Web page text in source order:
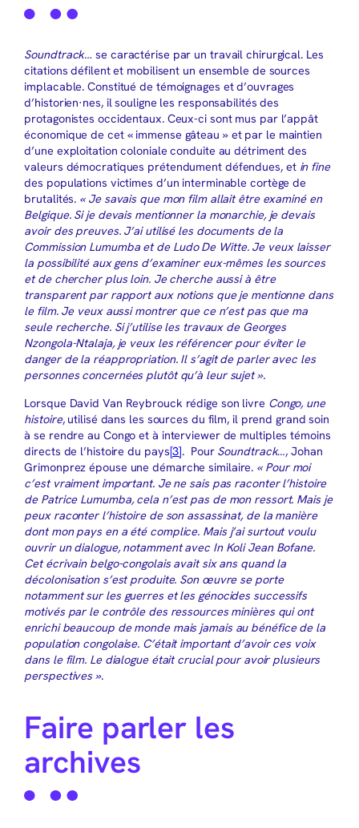
Soundtrack… se caractérise par un travail chirurgical. Les
citations défilent et mobilisent un ensemble de sources
implacable. Constitué de témoignages et d’ouvrages
d’historien·nes, il souligne les responsabilités des
protagonistes occidentaux. Ceux-ci sont mus par l’appât
économique de cet « immense gâteau » et par le maintien
d’une exploitation coloniale conduite au détriment des
valeurs démocratiques prétendument défendues, et in fine
des populations victimes d’un interminable cortège de
brutalités. « Je savais que mon film allait être examiné en
Belgique. Si je devais mentionner la monarchie, je devais
avoir des preuves. J’ai utilisé les documents de la
Commission Lumumba et de Ludo De Witte. Je veux laisser
la possibilité aux gens d’examiner eux-mêmes les sources
et de chercher plus loin. Je cherche aussi à être
transparent par rapport aux notions que je mentionne dans
le film. Je veux aussi montrer que ce n’est pas que ma
seule recherche. Si j’utilise les travaux de Georges
Nzongola-Ntalaja, je veux les référencer pour éviter le
danger de la réappropriation. Il s’agit de parler avec les
personnes concernées plutôt qu’à leur sujet ».
Lorsque David Van Reybrouck rédige son livre Congo, une
histoire, utilisé dans les sources du film, il prend grand soin
à se rendre au Congo et à interviewer de multiples témoins
directs de l’histoire du pays[3]. PourSoundtrack…, Johan
Grimonprez épouse une démarche similaire. « Pour moi
c’est vraiment important. Je ne sais pas raconter l’histoire
de Patrice Lumumba, cela n’est pas de mon ressort. Mais je
peux raconter l’histoire de son assassinat, de la manière
dont mon pays en a été complice. Mais j’ai surtout voulu
ouvrir un dialogue, notamment avec In Koli Jean Bofane.
Cet écrivain belgo-congolais avait six ans quand la
décolonisation s’est produite. Son œuvre se porte
notamment sur les guerres et les génocides successifs
motivés par le contrôle des ressources minières qui ont
enrichi beaucoup de monde mais jamais au bénéfice de la
population congolaise. C’était important d’avoir ces voix
dans le film. Le dialogue était crucial pour avoir plusieurs
perspectives ».
Faire parler les
archives